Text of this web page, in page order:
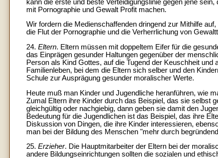
kann die erste und beste Verteidigungslinie gegen jene
mit Pornographie und Gewalt Profit machen.
Wir fordern die Medienschaffenden dringend zur Mithilfe
die Flut der Pornographie und die Verherrlichung von
24. Eltern. Eltern müssen mit doppeltem Eifer für die
das Einprägen gesunder Haltungen gegenüber der
Person als Kind Gottes, auf die Tugend der Keuschheit
Familienleben, bei dem die Eltern sich selber und den
Schule zur Ausprägung gesunder moralischer Werte.
Heute muß man Kinder und Jugendliche heranführen, wie
Zumal Eltern ihre Kinder durch das Beispiel, das sie selbst
gleichgültig oder nachgiebig, dann geben sie damit den
Bedeutung für die Jugendlichen ist das Beispiel, das ihre
Diskussion von Dingen, die ihre Kinder interessieren,
man bei der Bildung des Menschen "mehr durch
25. Erzieher. Die Hauptmitarbeiter der Eltern bei der
andere Bildungseinrichtungen sollten die sozialen und